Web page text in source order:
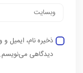
ذخیره نام، ایمیل
دیدگاهی می‌نویسم.